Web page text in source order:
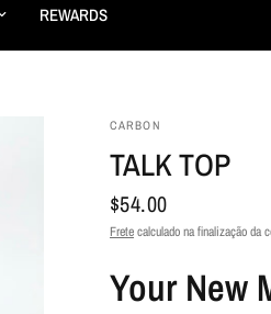
REWARDS
CARBON
TALK TOP
$54.00
Fretecalculado na finalização da
Your New